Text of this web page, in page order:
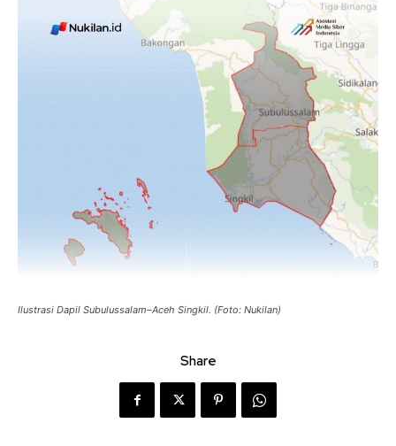
Ilustrasi Dapil Subulussalam–Aceh Singkil. (Foto: Nukilan)
Share